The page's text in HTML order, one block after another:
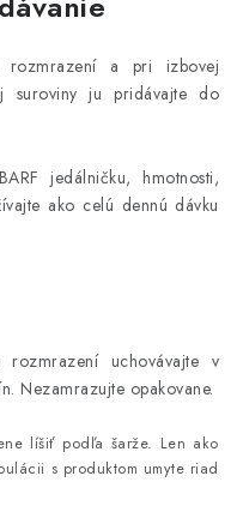
rozmrazení a pri izbovej
suroviny ju pridávajte do
jedálničku, hmotnosti,
ako celú dennú dávku
uchovávajte v
Nezamrazujte opakovane.
líšiť podľa šarže. Len ako
s produktom umyte riad